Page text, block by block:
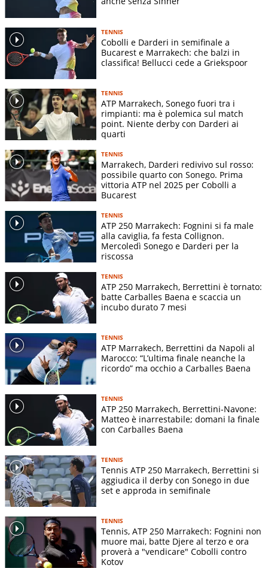
TENNIS
Cobolli e Darderi in semifinale a
Bucarest e Marrakech: che balzi in
classifica! Bellucci cede a Griekspoor
TENNIS
ATP Marrakech, Sonego fuori tra i
rimpianti: ma è polemica sul match
point. Niente derby con Darderi ai
quarti
TENNIS
Marrakech, Darderi redivivo sul rosso:
possibile quarto con Sonego. Prima
vittoria ATP nel 2025 per Cobolli a
Bucarest
TENNIS
ATP 250 Marrakech: Fognini si fa male
alla caviglia, fa festa Collignon.
Mercoledì Sonego e Darderi per la
riscossa
TENNIS
ATP 250 Marrakech, Berrettini è tornato:
batte Carballes Baena e scaccia un
incubo durato 7 mesi
TENNIS
ATP Marrakech, Berrettini da Napoli al
Marocco: “L’ultima finale neanche la
ricordo” ma occhio a Carballes Baena
TENNIS
ATP 250 Marrakech, Berrettini-Navone:
Matteo è inarrestabile; domani la finale
con Carballes Baena
TENNIS
Tennis ATP 250 Marrakech, Berrettini si
aggiudica il derby con Sonego in due
set e approda in semifinale
TENNIS
Tennis, ATP 250 Marrakech: Fognini non
muore mai, batte Djere al terzo e ora
proverà a "vendicare" Cobolli contro
Kotov